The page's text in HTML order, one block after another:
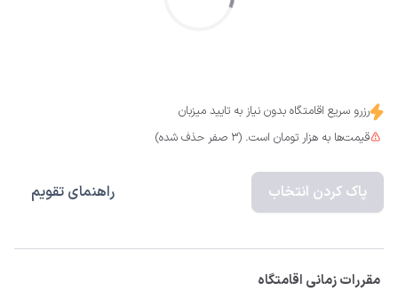
رزرو سریع اقامتگاه بدون نیاز به تایید میزبان
قیمت‌ها به هزار تومان است. (3 صفر حذف شده)
پاک کردن انتخاب راهنمای تقویم
مقررات زمانی اقامتگاه